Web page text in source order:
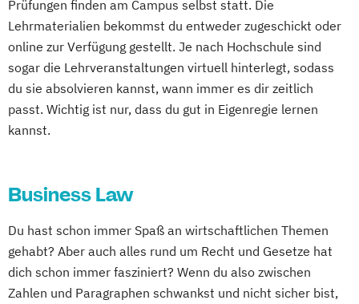
Prüfungen finden am Campus selbst statt. Die
Lehrmaterialien bekommst du entweder zugeschickt oder
online zur Verfügung gestellt. Je nach Hochschule sind
sogar die Lehrveranstaltungen virtuell hinterlegt, sodass
du sie absolvieren kannst, wann immer es dir zeitlich
passt. Wichtig ist nur, dass du gut in Eigenregie lernen
kannst.
Business Law
Du hast schon immer Spaß an wirtschaftlichen Themen
gehabt? Aber auch alles rund um Recht und Gesetze hat
dich schon immer fasziniert? Wenn du also zwischen
Zahlen und Paragraphen schwankst und nicht sicher bist,